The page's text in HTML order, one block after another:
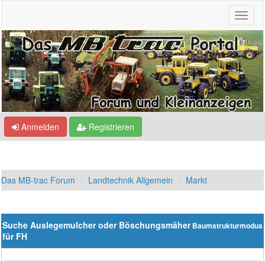
Anmelden Registrieren
Das MB-trac Forum Landtechnik Allgemein Markt
Baumstrukturmodus
Suche Auslegemulcher oder Böschungsmäher
für FH